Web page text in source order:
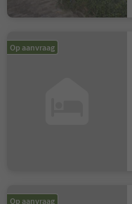
Op aanvraag
Op aanvraag